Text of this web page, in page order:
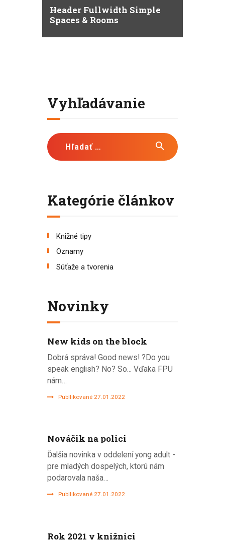
Header Fullwidth Simple
Spaces & Rooms
Vyhľadávanie
Hľadať:
Kategórie článkov
Knižné tipy
Oznamy
Súťaže a tvorenia
Novinky
New kids on the block
Dobrá správa! Good news! ?Do you
speak english? No? So... Vďaka FPU
nám…
Publlikované 27.01.2022
Nováčik na polici
Ďalšia novinka v oddelení yong adult -
pre mladých dospelých, ktorú nám
podarovala naša…
Publlikované 27.01.2022
Rok 2021 v knižnici